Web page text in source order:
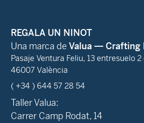
REGALA UN NINOT
Una marca de Valua — Crafting
Pasaje Ventura Feliu, 13 entresuelo
46007 València
( +34 ) 644 57 28 54
Taller Valua:
Carrer Camp Rodat, 14